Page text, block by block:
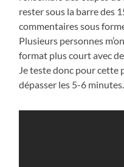
rester sous la barre des
commentaires sous
Plusieurs personnes
format plus court avec
Je teste donc pour cette
dépasser les 5-6 minutes.